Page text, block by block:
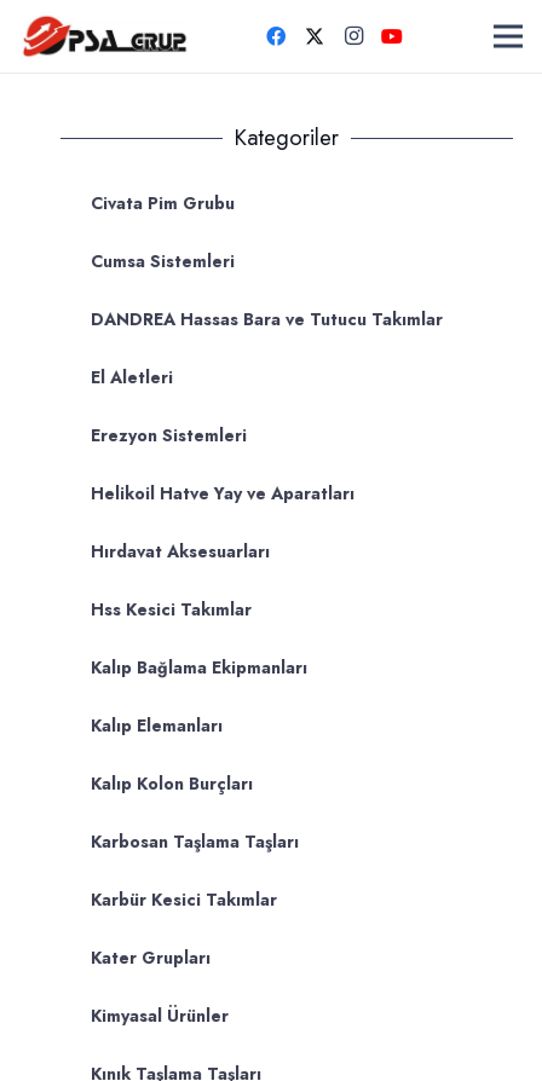
Kategoriler
Civata Pim Grubu
Cumsa Sistemleri
DANDREA Hassas Bara ve Tutucu Takımlar
El Aletleri
Erezyon Sistemleri
Helikoil Hatve Yay ve Aparatları
Hırdavat Aksesuarları
Hss Kesici Takımlar
Kalıp Bağlama Ekipmanları
Kalıp Elemanları
Kalıp Kolon Burçları
Karbosan Taşlama Taşları
Karbür Kesici Takımlar
Kater Grupları
Kimyasal Ürünler
Kınık Taşlama Taşları